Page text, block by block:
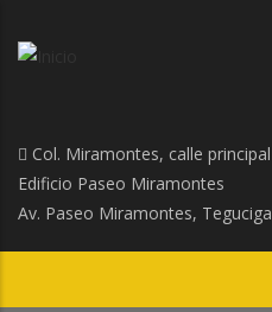
Col. Miramontes, calle
Edificio Paseo Miramontes
Av. Paseo Miramontes,